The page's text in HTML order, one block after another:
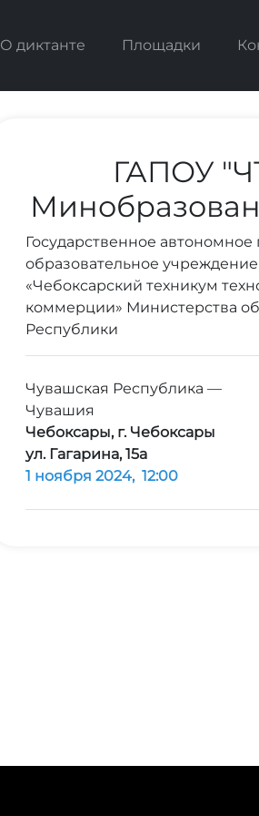
О диктанте Площадки
ГАПОУ
Государственное
образовательное
«Чебоксарский техникум
коммерции» Министерства
Республики
Чувашская Республика —
Чувашия
Чебоксары, г. Чебоксары
ул. Гагарина, 15а
1 ноября 2024, 12:00